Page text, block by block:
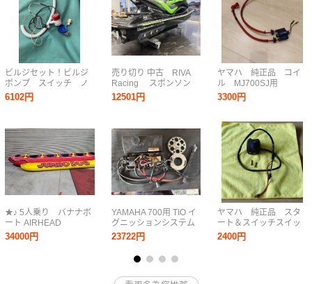
ビルジセット！ビルジ
ポンプ スイッチ ノ
ズル ホース 即取り
付け可能なセットで
6102円
★♪ 5人乗り バナナボ
ート AIRHEAD
JUMBODOG トーイン
グボート ウォーター ア
34000円
売り切り 中古 RIVA
Racing スポンソン
ウルトラ KAWASAKI
セット 鈴鹿市 カワサ
12501円
YAMAHA 700用 TIO イ
グニッションシステム
23722円
ヤマハ 純正品 コイ
ル MJ700SJ用
3300円
ヤマハ 純正品 スタ
ート＆スイッチスイッ
チ MJ-700TZ用
2400円